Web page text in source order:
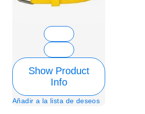
Show Product
Info
Añadir a la lista de deseos